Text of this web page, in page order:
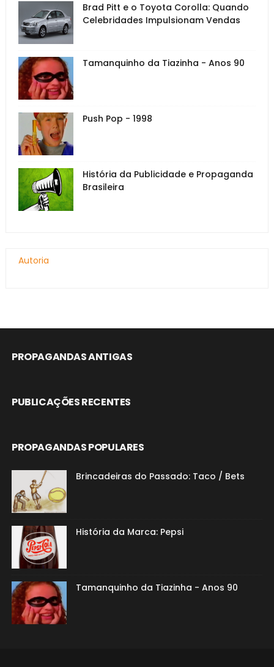
Brad Pitt e o Toyota Corolla: Quando
Celebridades Impulsionam Vendas
Tamanquinho da Tiazinha - Anos 90
Push Pop - 1998
História da Publicidade e Propaganda
Brasileira
Autoria
PROPAGANDAS ANTIGAS
PUBLICAÇÕES RECENTES
PROPAGANDAS POPULARES
Brincadeiras do Passado: Taco / Bets
História da Marca: Pepsi
Tamanquinho da Tiazinha - Anos 90